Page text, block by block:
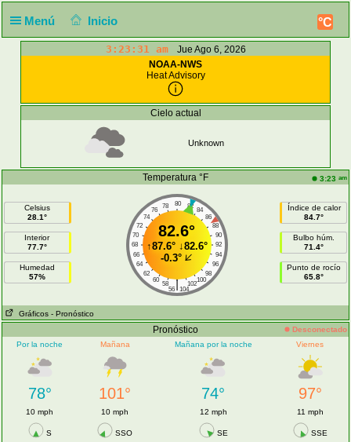
Menú Inicio °C
3:23:31 am
Jue Ago 6, 2026
NOAA-NWS
Heat Advisory
Cielo actual
Unknown
Temperatura °F 3:23 am
Celsius
28.1°
Interior
77.7°
Humedad
57%
80
78 82
76
84
74
86
72
88
70
90
68
92
66
94
64
96
62
98
60
100
58 102
|
56 104
82.6°
↑87.6°↓82.6°
-0.3°
Índice de calor
84.7°
Bulbo húm.
71.4°
Punto de rocío
65.8°
Gráficos - Pronóstico
Pronóstico
Desconectado
Por la noche
Mañana Mañana por la noche Viernes
78° 101° 74° 97°
10 mph 10 mph 12 mph 11 mph
S SSO SE
SSE